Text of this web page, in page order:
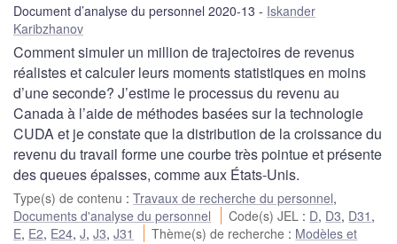
Document d’analyse du personnel 2020-13
Iskander
Karibzhanov
Comment simuler un million de trajectoires de revenus
réalistes et calculer leurs moments statistiques en moins
d’une seconde? J’estime le processus du revenu au
Canada à l’aide de méthodes basées sur la technologie
CUDA et je constate que la distribution de la croissance du
revenu du travail forme une courbe très pointue et présente
des queues épaisses, comme aux États-Unis.
Type(s) de contenu : Travaux de recherche du personnel,
Documents d'analyse du personnel
Code(s) JEL : D, D3, D31 ,
E, E2, E24, J, J3, J31 Thème(s) de recherche : Modèles et